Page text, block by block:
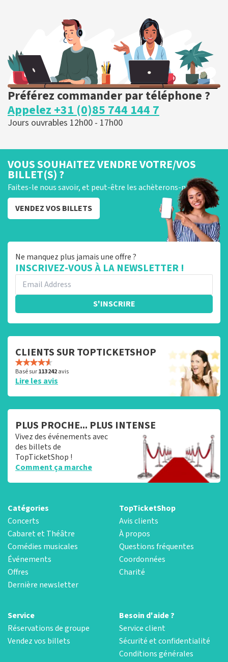
Préférez commander par téléphone ?
Appelez +31 (0)85 744 144 7
Jours ouvrables 12h00 - 17h00
VOUS SOUHAITEZ VENDRE VOTRE/VOS
BILLET(S) ?
Faites-le nous savoir, et peut-être les achèterons-nous !
VENDEZ VOS BILLETS
Ne manquez plus jamais une offre ?
INSCRIVEZ-VOUS À LA NEWSLETTER !
S'INSCRIRE
CLIENTS SUR TOPTICKETSHOP
Basé sur113 242avis
Lire les avis
PLUS PROCHE... PLUS INTENSE
Vivez des événements avec
des billets de
TopTicketShop !
Comment ça marche
Catégories
Concerts
Cabaret et Théâtre
Comédies musicales
Événements
Offres
Dernière newsletter
TopTicketShop
Avis clients
À propos
Questions fréquentes
Coordonnées
Charité
Service
Réservations de groupe
Vendez vos billets
Besoin d'aide ?
Service client
Sécurité et confidentialité
Conditions générales